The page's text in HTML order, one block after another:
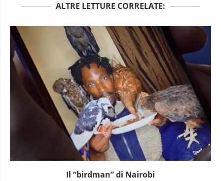
ALTRE LETTURE CORRELATE:
Il “birdman” di Nairobi